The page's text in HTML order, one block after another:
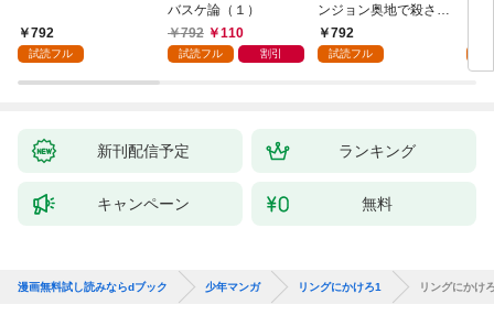
792
試読フル
バスケ論（１）
792
110
試読フル 割引
ンジョン奥地で殺され
かけたがギフト『無限
ガチャ』でレベル９９
（１）
792
試読フル
強
～
新刊配信予定 ランキング
キャンペーン 無料
漫画無料試し読みならdブック 少年マンガ リングにかけろ1 リングにかけ